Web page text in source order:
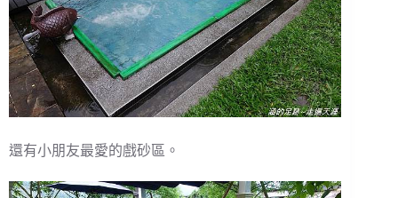
還有小朋友最愛的戲砂區。